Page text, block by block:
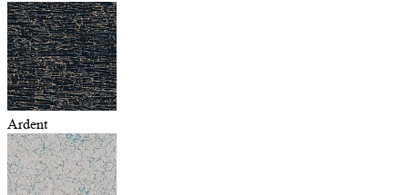
Ardent